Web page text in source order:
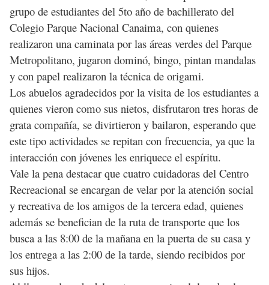
grupo de estudiantes del 5to año de bachillerato del
Colegio Parque Nacional Canaima, con quienes
realizaron una caminata por las áreas verdes del Parque
Metropolitano, jugaron dominó, bingo, pintan mandalas
y con papel realizaron la técnica de origami.
Los abuelos agradecidos por la visita de los estudiantes a
quienes vieron como sus nietos, disfrutaron tres horas de
grata compañía, se divirtieron y bailaron, esperando que
este tipo actividades se repitan con frecuencia, ya que la
interacción con jóvenes les enriquece el espíritu.
Vale la pena destacar que cuatro cuidadoras del Centro
Recreacional se encargan de velar por la atención social
y recreativa de los amigos de la tercera edad, quienes
además se benefician de la ruta de transporte que los
busca a las 8:00 de la mañana en la puerta de su casa y
los entrega a las 2:00 de la tarde, siendo recibidos por
sus hijos.